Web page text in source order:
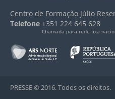
Centro de Formação Júlio
Telefone +351 224 645 628
Chamada para rede fixa
PRESSE © 2016. Todos os direitos.